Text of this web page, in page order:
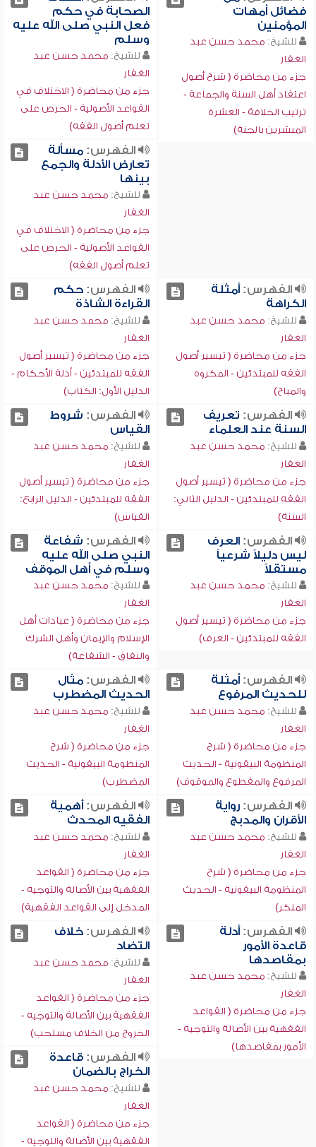
فضائل أمهات
المؤمنين
للشيخ: محمد حسن عبد
الغفار
جزء من محاضرة ( شرح أصول
اعتقاد أهل السنة والجماعة -
ترتيب الخلافة - العشرة
المبشرين بالجنة)
الصحابة في حكم
فعل النبي صلى الله عليه
وسلم
للشيخ: محمد حسن عبد
الغفار
جزء من محاضرة ( الاختلاف في
القواعد الأصولية - الحرص على
تعلم أصول الفقه)
الفهرس:مسألة
تعارض الأدلة والجمع
بينها
للشيخ: محمد حسن عبد
الغفار
جزء من محاضرة ( الاختلاف في
القواعد الأصولية - الحرص على
تعلم أصول الفقه)
الفهرس:أمثلة
الكراهة
للشيخ: محمد حسن عبد
الغفار
جزء من محاضرة ( تيسير أصول
الفقه للمبتدئين - المكروه
والمباح)
الفهرس:حكم
القراءة الشاذة
للشيخ: محمد حسن عبد
الغفار
جزء من محاضرة ( تيسير أصول
الفقه للمبتدئين - أدلة الأحكام -
الدليل الأول: الكتاب)
الفهرس: تعريف
السنة عند العلماء
للشيخ: محمد حسن عبد
الغفار
جزء من محاضرة ( تيسير أصول
الفقه للمبتدئين - الدليل الثاني:
السنة)
الفهرس: شروط
القياس
للشيخ: محمد حسن عبد
الغفار
جزء من محاضرة ( تيسير أصول
الفقه للمبتدئين - الدليل الرابع:
القياس)
الفهرس:العرف
ليس دليلاً شرعياً
مستقلاً
للشيخ: محمد حسن عبد
الغفار
جزء من محاضرة ( تيسير أصول
الفقه للمبتدئين - العرف)
الفهرس: شفاعة
النبي صلى الله عليه
وسلم في أهل الموقف
للشيخ: محمد حسن عبد
الغفار
جزء من محاضرة ( عبادات أهل
الإسلام والإيمان وأهل الشرك
والنفاق - الشفاعة)
الفهرس:أمثلة
للحديث المرفوع
للشيخ: محمد حسن عبد
الغفار
جزء من محاضرة ( شرح
المنظومة البيقونية - الحديث
المرفوع والمقطوع والموقوف)
الفهرس:مثال
الحديث المضطرب
للشيخ: محمد حسن عبد
الغفار
جزء من محاضرة ( شرح
المنظومة البيقونية - الحديث
المضطرب)
الفهرس:رواية
الأقران والمدبج
للشيخ: محمد حسن عبد
الغفار
جزء من محاضرة ( شرح
المنظومة البيقونية - الحديث
المنكر)
الفهرس:أهمية
الفقيه المحدث
للشيخ: محمد حسن عبد
الغفار
جزء من محاضرة ( القواعد
الفقهية بين الأصالة والتوجيه -
المدخل إلى القواعد الفقهية)
الفهرس:أدلة
قاعدة الأمور
بمقاصدها
للشيخ: محمد حسن عبد
الغفار
جزء من محاضرة ( القواعد
الفقهية بين الأصالة والتوجيه -
الأمور بمقاصدها)
الفهرس:خلاف
التضاد
للشيخ: محمد حسن عبد
الغفار
جزء من محاضرة ( القواعد
الفقهية بين الأصالة والتوجيه -
الخروج من الخلاف مستحب)
الفهرس:قاعدة
الخراج بالضمان
للشيخ: محمد حسن عبد
الغفار
جزء من محاضرة ( القواعد
الفقهية بين الأصالة والتوجيه -